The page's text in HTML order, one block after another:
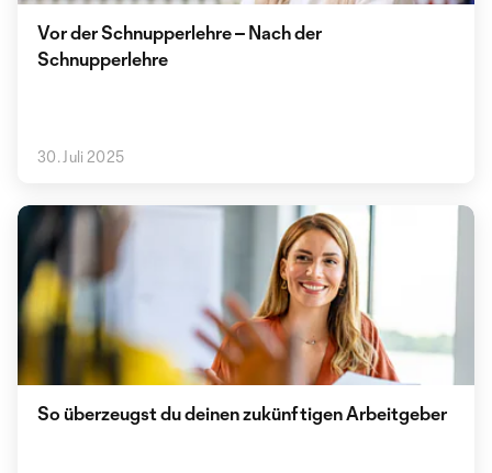
Vor der Schnupperlehre – Nach der
Schnupperlehre
30. Juli 2025
So überzeugst du deinen zukünftigen Arbeitgeber